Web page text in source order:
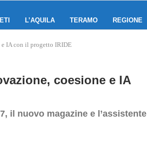
L’AQUILA TERAMO REGIONE
IA con il progetto IRIDE
coesione e IA
il nuovo magazine e l’assistente